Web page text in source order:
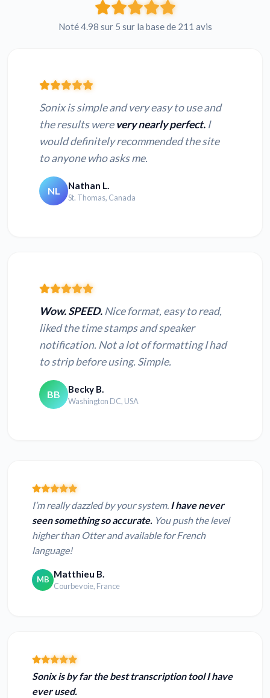
Noté 4.98 sur 5 sur la base de 211 avis
Sonix is simple and very easy to use and
the results werevery nearly perfect. I
would definitely recommended the site
to anyone who asks me.
NL Nathan L.
St. Thomas, Canada
Wow. SPEED.Nice format, easy to read,
liked the time stamps and speaker
notification. Not a lot of formatting I had
to strip before using. Simple.
BB Becky B.
Washington DC, USA
I’m really dazzled by your system. I have never
seen something so accurate. You push the level
higher than Otter and available for French
language!
MB Matthieu B.
Courbevoie, France
Sonix is by far the best transcription tool I have
ever used.